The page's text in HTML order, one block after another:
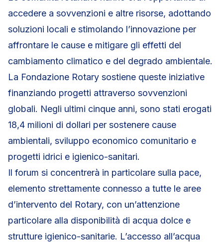
accedere a sovvenzioni e altre risorse, adottando
soluzioni locali e stimolando l’innovazione per
affrontare le cause e mitigare gli effetti del
cambiamento climatico e del degrado ambientale.
La Fondazione Rotary sostiene queste iniziative
finanziando progetti attraverso sovvenzioni
globali. Negli ultimi cinque anni, sono stati erogati
18,4 milioni di dollari per sostenere cause
ambientali, sviluppo economico comunitario e
progetti idrici e igienico-sanitari.
Il forum si concentrerà in particolare sulla pace,
elemento strettamente connesso a tutte le aree
d’intervento del Rotary, con un’attenzione
particolare alla disponibilità di acqua dolce e
strutture igienico-sanitarie. L’accesso all’acqua